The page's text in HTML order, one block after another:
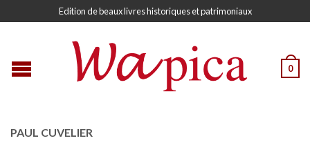
Edition de beaux livres historiques et patrimoniaux
0
PAUL CUVELIER